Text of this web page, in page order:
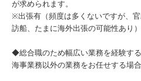
が求められます。
※出張有（頻度は多くないですが、
訪船、たまに海外出張の可能性あり）
◆総合職のため幅広い業務を経験する
海事業務以外の業務をお任せする場合